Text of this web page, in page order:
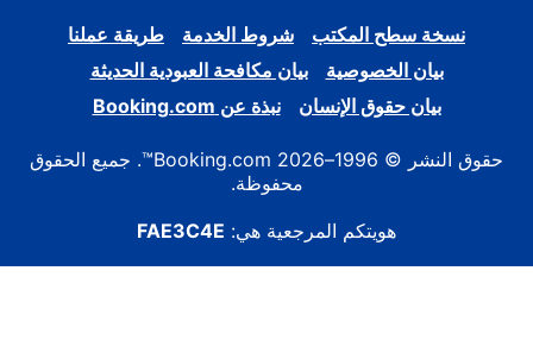
نسخة سطح المكتب شروط الخدمة
طريقة عملنا
بيان الخصوصية
بيان مكافحة العبودية الحديثة
بيان حقوق الإنسان
نبذة عن Booking.com
حقوق النشر © 1996–2026 Booking.com™. جميع الحقوق
محفوظة.
هويتكم المرجعية هي: FAE3C4E